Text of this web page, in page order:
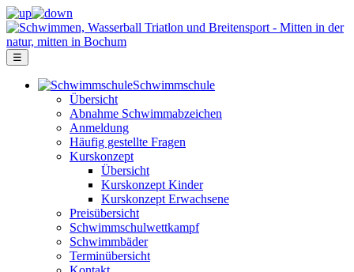
☰
Schwimm­schule
Übersicht
Ab­nah­me Schwimm­ab­zei­chen
Anmeldung
Häufig gestellte Fragen
Kurs­konzept
Übersicht
Kurskonzept Kinder
Kurskonzept Erwachsene
Preis­über­sicht
Schwimm­schul­wett­kampf
Schwimm­bäder
Terminübersicht